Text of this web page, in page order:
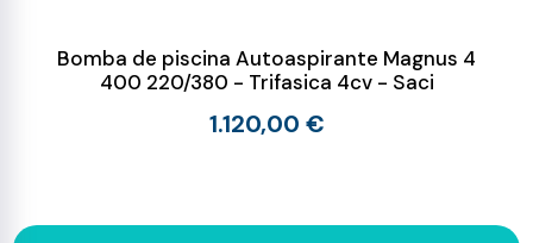
Bomba de piscina Autoaspirante Magnus 4
400 220/380 - Trifasica 4cv - Saci
1.120,00 €